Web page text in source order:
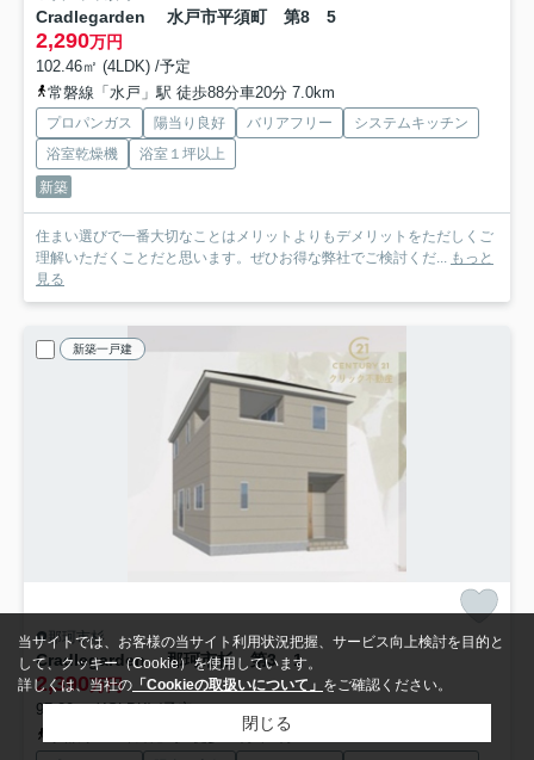
Cradlegarden 水戸市平須町 第8 5
2,290万円
102.46㎡ (4LDK) /予定
常磐線「水戸」駅 徒歩88分車20分 7.0km
プロパンガス 陽当り良好 バリアフリー
システムキッチン
浴室乾燥機
浴室１坪以上
新築
住まい選びで一番大切なことはメリットよりもデメリットをただしくご
理解いただくことだと思います。ぜひお得な弊社でご検討くだ...
もっと
見る
新築一戸建
那珂市杉
Cradlegarden 那珂市杉 第3 1
2,390万円
97.20㎡ (4SLDK) /予定
水郡線「上菅谷」駅 徒歩20分車5分 1.6km
当サイトでは、お客様の当サイト利用状況把握、サービス向上検討を目的と
して、クッキー（Cookie）を使用しています。
詳しくは、当社の 「Cookieの取扱いについて」 をご確認ください。
閉じる